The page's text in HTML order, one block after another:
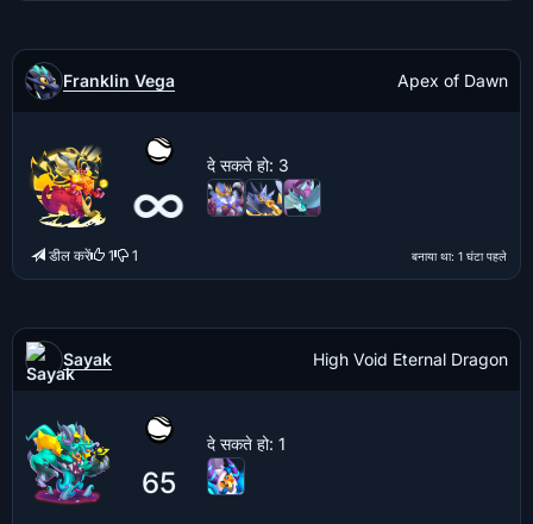
Franklin Vega Apex of Dawn
∞
दे सकते हो: 3
बनाया था: 1 घंटा पहले
डील करें 1 1
Sayak High Void Eternal Dragon
65
दे सकते हो: 1